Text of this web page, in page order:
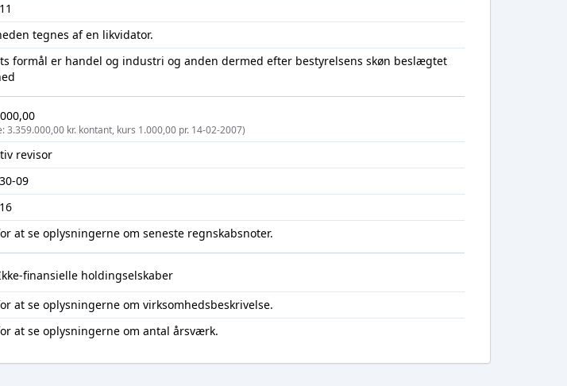
tegnes af en likvidator.
formål er handel og industri og anden dermed efter bestyrelsens skøn beslægtet
3.359.000,00 kr. kontant, kurs 1.000,00 pr. 14-02-2007)
revisor
09
at se oplysningerne om seneste regnskabsnoter.
finansielle holdingselskaber
at se oplysningerne om virksomhedsbeskrivelse.
at se oplysningerne om antal årsværk.